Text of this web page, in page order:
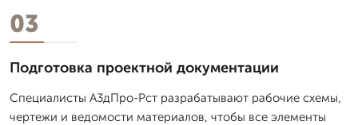
03
Подготовка проектной документации
Специалисты А3дПро-Рст разрабатывают рабочие схемы,
чертежи и ведомости материалов, чтобы все элементы